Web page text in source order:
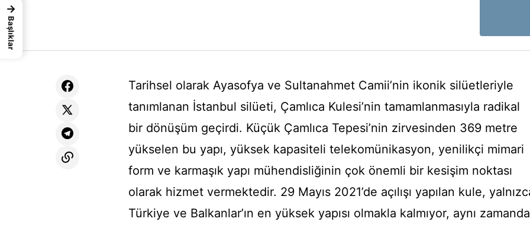
Tarihsel olarak Ayasofya ve Sultanahmet Camii’nin ikonik silüetleriyle
tanımlanan İstanbul silüeti, Çamlıca Kulesi’nin tamamlanmasıyla radikal
bir dönüşüm geçirdi. Küçük Çamlıca Tepesi’nin zirvesinden 369 metre
yükselen bu yapı, yüksek kapasiteli telekomünikasyon, yenilikçi mimari
form ve karmaşık yapı mühendisliğinin çok önemli bir kesişim noktası
olarak hizmet vermektedir. 29 Mayıs 2021’de açılışı yapılan kule,
Türkiye ve Balkanlar’ın en yüksek yapısı olmakla kalmıyor, aynı zamanda
→
Başlıklar